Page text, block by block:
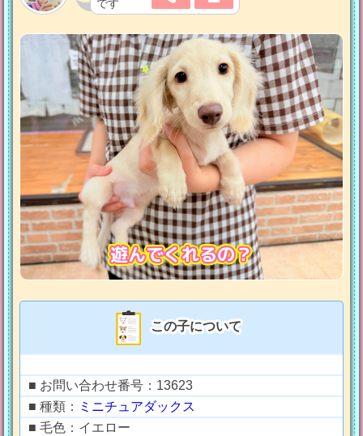
です
遊んでくれるの？
この子について
■ お問い合わせ番号：13623
■ 種類：
ミニチュアダックス
■ 毛色：イエロー